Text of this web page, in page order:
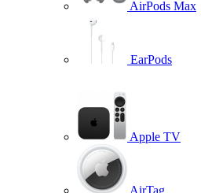
AirPods Max
EarPods
Apple TV